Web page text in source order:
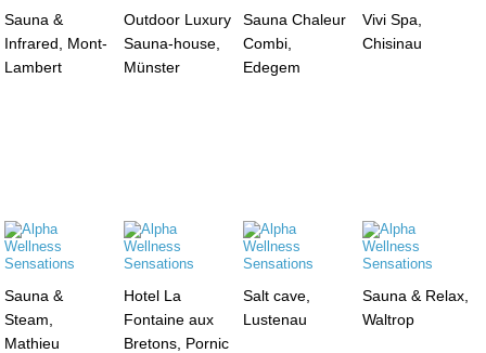
Sauna &
Infrared, Mont-
Lambert
Outdoor Luxury
Sauna-house,
Münster
Sauna Chaleur
Combi,
Edegem
Vivi Spa,
Chisinau
Sauna &
Steam,
Mathieu
Hotel La
Fontaine aux
Bretons, Pornic
Salt cave,
Lustenau
Sauna & Relax,
Waltrop